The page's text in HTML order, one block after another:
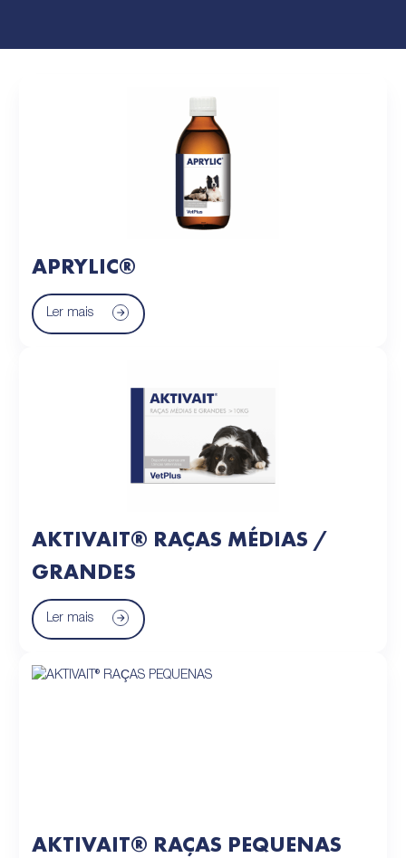
APRYLIC®
Ler mais
AKTIVAIT® RAÇAS MÉDIAS /
GRANDES
Ler mais
AKTIVAIT® RAÇAS PEQUENAS